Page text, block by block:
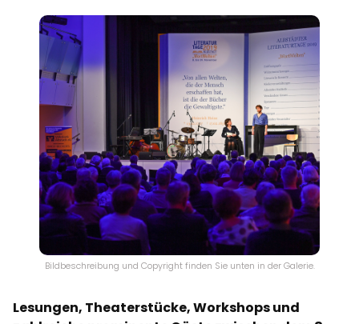
Bildbeschreibung und Copyright finden Sie unten in der Galerie.
Lesungen, Theaterstücke, Workshops und